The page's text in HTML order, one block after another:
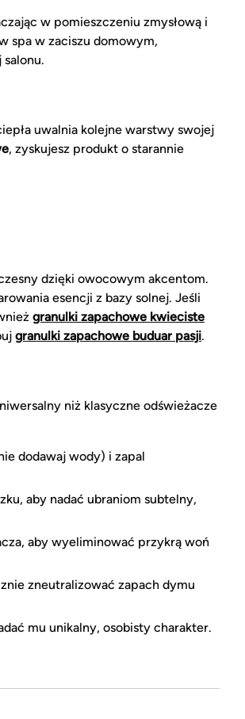
w pomieszczeniu zmysłową i
spa w zaciszu domowym,
uwalnia kolejne warstwy swojej
, zyskujesz produkt o starannie
dzięki owocowym akcentom.
esencji z bazy solnej. Jeśli
granulki zapachowe kwieciste
granulki zapachowe buduar pasji.
niż klasyczne odświeżacze
dodawaj wody) i zapal
aby nadać ubraniom subtelny,
aby wyeliminować przykrą woń
zneutralizować zapach dymu
mu unikalny, osobisty charakter.